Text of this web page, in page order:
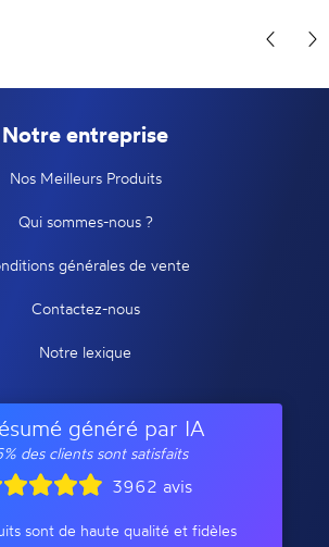
Notre entreprise
Nos Meilleurs Produits
Qui sommes-nous ?
générales de vente
Contactez-nous
Notre lexique
généré par IA
des clients sont satisfaits
3962 avis
sont de haute qualité et fidèles